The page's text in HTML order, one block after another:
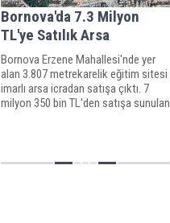
Bornova'da 7.3 Milyon
TL'ye Satılık Arsa
Bornova Erzene Mahallesi'nde yer
alan 3.807 metrekarelik eğitim sitesi
imarlı arsa icradan satışa çıktı. 7
milyon 350 bin TL'den satışa sunulan